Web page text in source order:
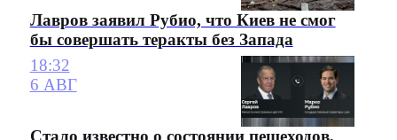
Лавров заявил Рубио, что Киев не смог
бы совершать теракты без Запада
18:32
6 АВГ
Стало известно о состоянии пешеходов,